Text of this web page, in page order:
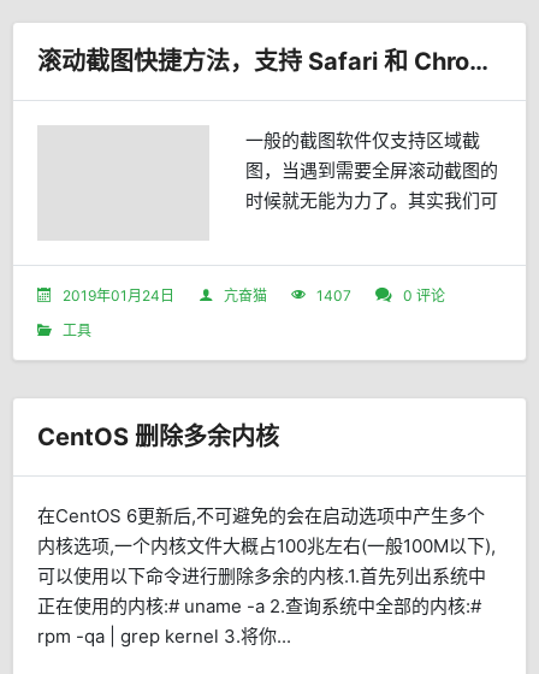
滚动截图快捷方法，支持 Safari 和 Chrome浏览器
一般的截图软件仅支持区域截
图，当遇到需要全屏滚动截图的
时候就无能为力了。其实我们可
你电脑中有 Safari 浏览器或
Chrome 浏览器即可滚动截图所
2019年01月24日 亢奋猫 1407
0 评论
工具
CentOS 删除多余内核
在CentOS 6更新后,不可避免的会在启动选项中产生多个
内核选项,一个内核文件大概占100兆左右(一般100M以下),
可以使用以下命令进行删除多余的内核.1.首先列出系统中
正在使用的内核:# uname -a 2.查询系统中全部的内核:#
rpm -qa | grep kernel 3.将你...